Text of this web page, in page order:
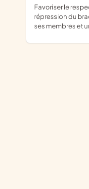
favoriser le respect des propriétés et des récoltes, la
répression du
ses membres et